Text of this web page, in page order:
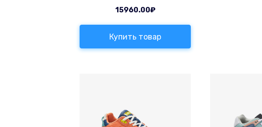
15960.00₽
Купить товар